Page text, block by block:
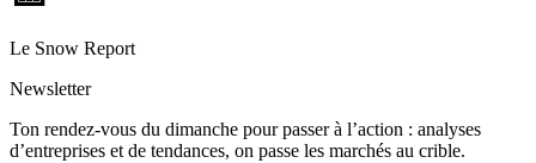
Le Snow Report
Newsletter
Ton rendez-vous du dimanche pour passer à l’action : analyses
d’entreprises et de tendances, on passe les marchés au crible.